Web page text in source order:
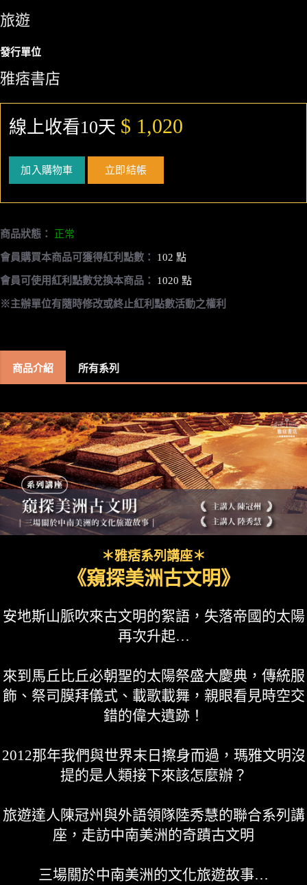
旅遊
發行單位
雅痞書店
線上收看10天 $ 1,020
加入購物車 立即結帳
商品狀態： 正常
會員購買本商品可獲得紅利點數： 102 點
會員可使用紅利點數兌換本商品： 1020 點
※主辦單位有隨時修改或終止紅利點數活動之權利
商品介紹 所有系列
＊雅痞系列講座＊
《窺探美洲古文明》
安地斯山脈吹來古文明的絮語，失落帝國的太陽
再次升起…
來到馬丘比丘必朝聖的太陽祭盛大慶典，傳統服
飾、祭司膜拜儀式、載歌載舞，親眼看見時空交
錯的偉大遺跡！
2012那年我們與世界末日擦身而過，瑪雅文明沒
提的是人類接下來該怎麼辦？
旅遊達人陳冠州與外語領隊陸秀慧的聯合系列講
座，走訪中南美洲的奇蹟古文明
三場關於中南美洲的文化旅遊故事…